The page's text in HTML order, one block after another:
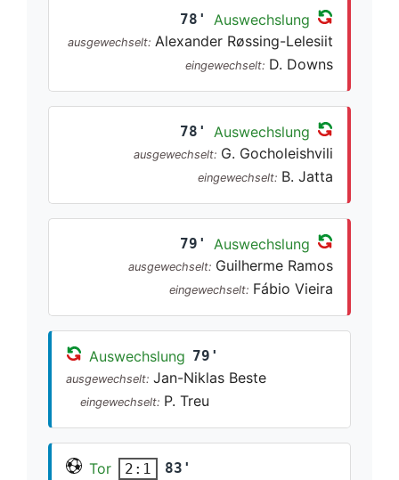
78' Auswechslung
ausgewechselt: Alexander Røssing-Lelesiit
eingewechselt: D. Downs
78' Auswechslung
ausgewechselt: G. Gocholeishvili
eingewechselt: B. Jatta
79' Auswechslung
ausgewechselt: Guilherme Ramos
eingewechselt: Fábio Vieira
Auswechslung 79'
ausgewechselt: Jan-Niklas Beste
eingewechselt: P. Treu
Tor 2:1 83'